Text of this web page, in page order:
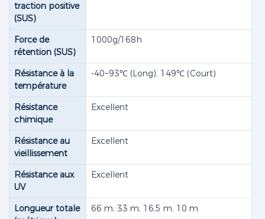
traction positive
(SUS)
Force de
rétention (SUS)
1000g/168h
Résistance à la
température
-40~93℃ (Long), 149℃ (Court)
Résistance
chimique
Excellent
Résistance au
vieillissement
Excellent
Résistance aux
UV
Excellent
Longueur totale
66 m, 33 m, 16,5 m, 10 m